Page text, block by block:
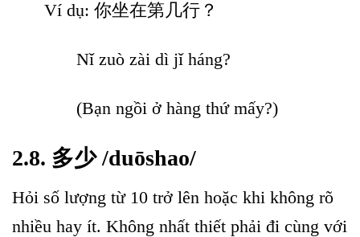
Ví dụ: 你坐在第几行？
Nǐ zuò zài dì jǐ háng?
(Bạn ngồi ở hàng thứ mấy?)
2.8. 多少 /duōshao/
Hỏi số lượng từ 10 trở lên hoặc khi không rõ
nhiều hay ít. Không nhất thiết phải đi cùng với